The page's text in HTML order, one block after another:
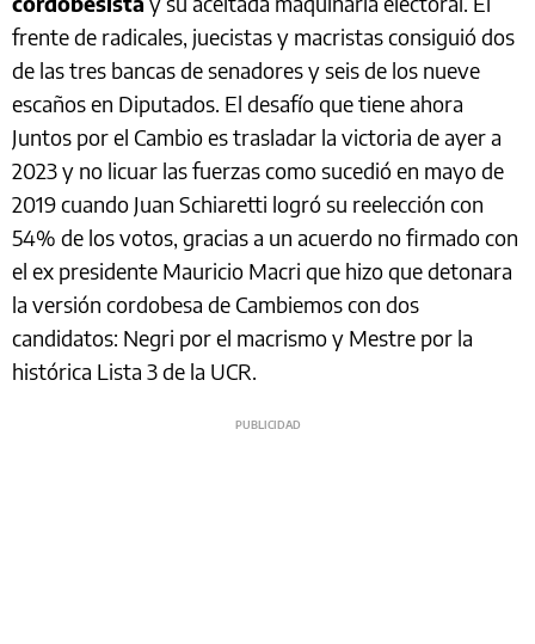
frente de radicales, juecistas y macristas consiguió dos
de las tres bancas de senadores y seis de los nueve
escaños en Diputados. El desafío que tiene ahora
Juntos por el Cambio es trasladar la victoria de ayer a
2023 y no licuar las fuerzas como sucedió en mayo de
2019 cuando Juan Schiaretti logró su reelección con
54% de los votos, gracias a un acuerdo no firmado con
el ex presidente Mauricio Macri que hizo que detonara
la versión cordobesa de Cambiemos con dos
candidatos: Negri por el macrismo y Mestre por la
histórica Lista 3 de la UCR.